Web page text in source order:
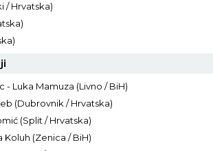
/ Hrvatska)
Luka Mamuza (Livno / BiH)
(Dubrovnik / Hrvatska)
(Split / Hrvatska)
Koluh (Zenica / BiH)